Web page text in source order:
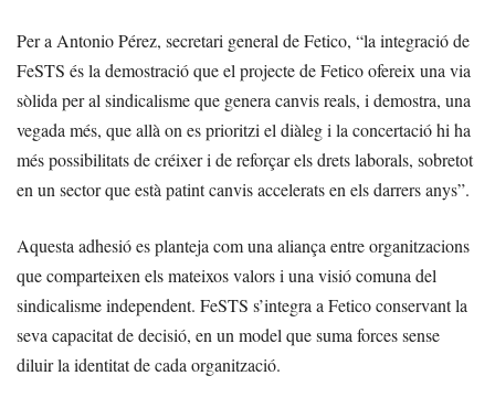
Per a Antonio Pérez, secretari general de Fetico, “la integració de
FeSTS és la demostració que el projecte de Fetico ofereix una via
sòlida per al sindicalisme que genera canvis reals, i demostra, una
vegada més, que allà on es prioritzi el diàleg i la concertació hi ha
més possibilitats de créixer i de reforçar els drets laborals, sobretot
en un sector que està patint canvis accelerats en els darrers anys”.
Aquesta adhesió es planteja com una aliança entre organitzacions
que comparteixen els mateixos valors i una visió comuna del
sindicalisme independent. FeSTS s’integra a Fetico conservant la
seva capacitat de decisió, en un model que suma forces sense
diluir la identitat de cada organització.